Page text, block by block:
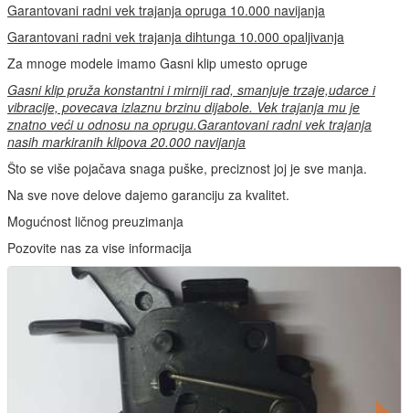
Garantovani radni vek trajanja opruga 10.000 navijanja
Garantovani radni vek trajanja dihtunga 10.000 opaljivanja
Za mnoge modele imamo Gasni klip umesto opruge
Gasni klip pruža konstantni i mirniji rad, smanjuje trzaje,udarce i
vibracije, povecava izlaznu brzinu dijabole. Vek trajanja mu je
znatno veći u odnosu na oprugu.Garantovani radni vek trajanja
nasih markiranih klipova 20.000 navijanja
Što se više pojačava snaga puške, preciznost joj je sve manja.
Na sve nove delove dajemo garanciju za kvalitet.
Mogućnost ličnog preuzimanja
Pozovite nas za vise informacija